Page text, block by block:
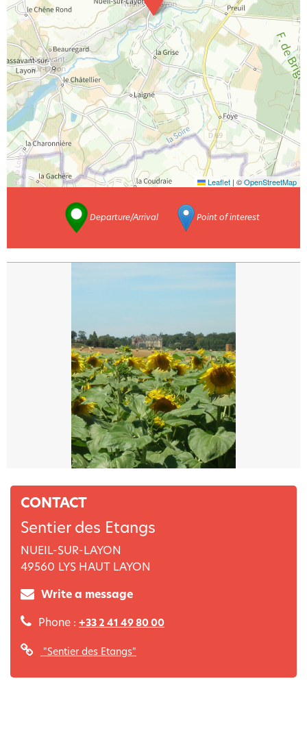
Leaflet | ©OpenStreetMap
Departure/Arrival Point of interest
CONTACT
Sentier des Etangs
NUEIL-SUR-LAYON
49560 LYS HAUT LAYON
Write a message
Phone : +33 2 41 49 80 00
"Sentier des Etangs"